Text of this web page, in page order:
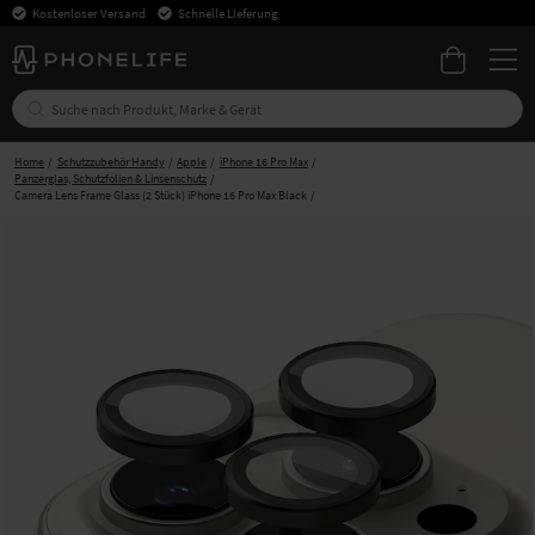
Kostenloser Versand Schnelle Lieferung
Home Schutzzubehör Handy Apple
iPhone 16 Pro Max
Panzerglas, Schutzfolien & Linsenschutz
Camera Lens Frame Glass (2 Stück) iPhone 16 Pro Max Black